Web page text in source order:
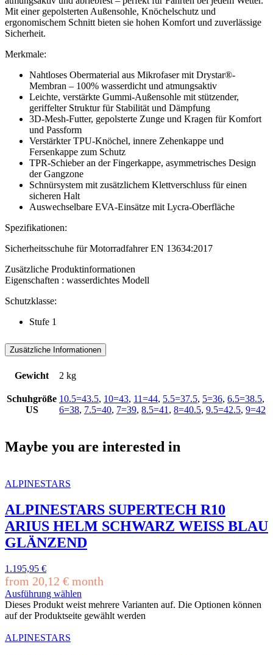
Mit einer gepolsterten Außensohle, Knöchelschutz und
ergonomischem Schnitt bieten sie hohen Komfort und zuverlässige
Sicherheit.
Merkmale:
Nahtloses Obermaterial aus Mikrofaser mit Drystar®-
Membran – 100% wasserdicht und atmungsaktiv
Leichte, verstärkte Gummi-Außensohle mit stützender,
geriffelter Struktur für Stabilität und Dämpfung
3D-Mesh-Futter, gepolsterte Zunge und Kragen für Komfort
und Passform
Verstärkter TPU-Knöchel, innere Zehenkappe und
Fersenkappe zum Schutz
TPR-Schieber an der Fingerkappe, asymmetrisches Design
der Gangzone
Schnürsystem mit zusätzlichem Klettverschluss für einen
sicheren Halt
Auswechselbare EVA-Einsätze mit Lycra-Oberfläche
Spezifikationen:
Sicherheitsschuhe für Motorradfahrer EN 13634:2017
Zusätzliche Produktinformationen
Eigenschaften : wasserdichtes Modell
Schutzklasse:
Stufe 1
Zusätzliche Informationen
Gewicht 2 kg
Schuhgröße
US
10.5=43.5, 10=43, 11=44, 5.5=37.5, 5=36, 6.5=38.5,
6=38, 7.5=40, 7=39, 8.5=41 , 8=40.5, 9.5=42.5, 9=42
Maybe you are interested in
ALPINESTARS
ALPINESTARS SUPERTECH R10
ARIUS HELM SCHWARZ WEISS BLAU
GLÄNZEND
1.195,95 €
from 20,12 € month
Ausführung wählen
Dieses Produkt weist mehrere Varianten auf. Die Optionen können
auf der Produktseite gewählt werden
ALPINESTARS